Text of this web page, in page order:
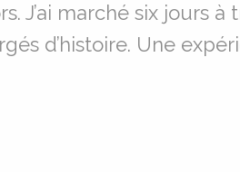
J’ai marché six jours
d’histoire. Une